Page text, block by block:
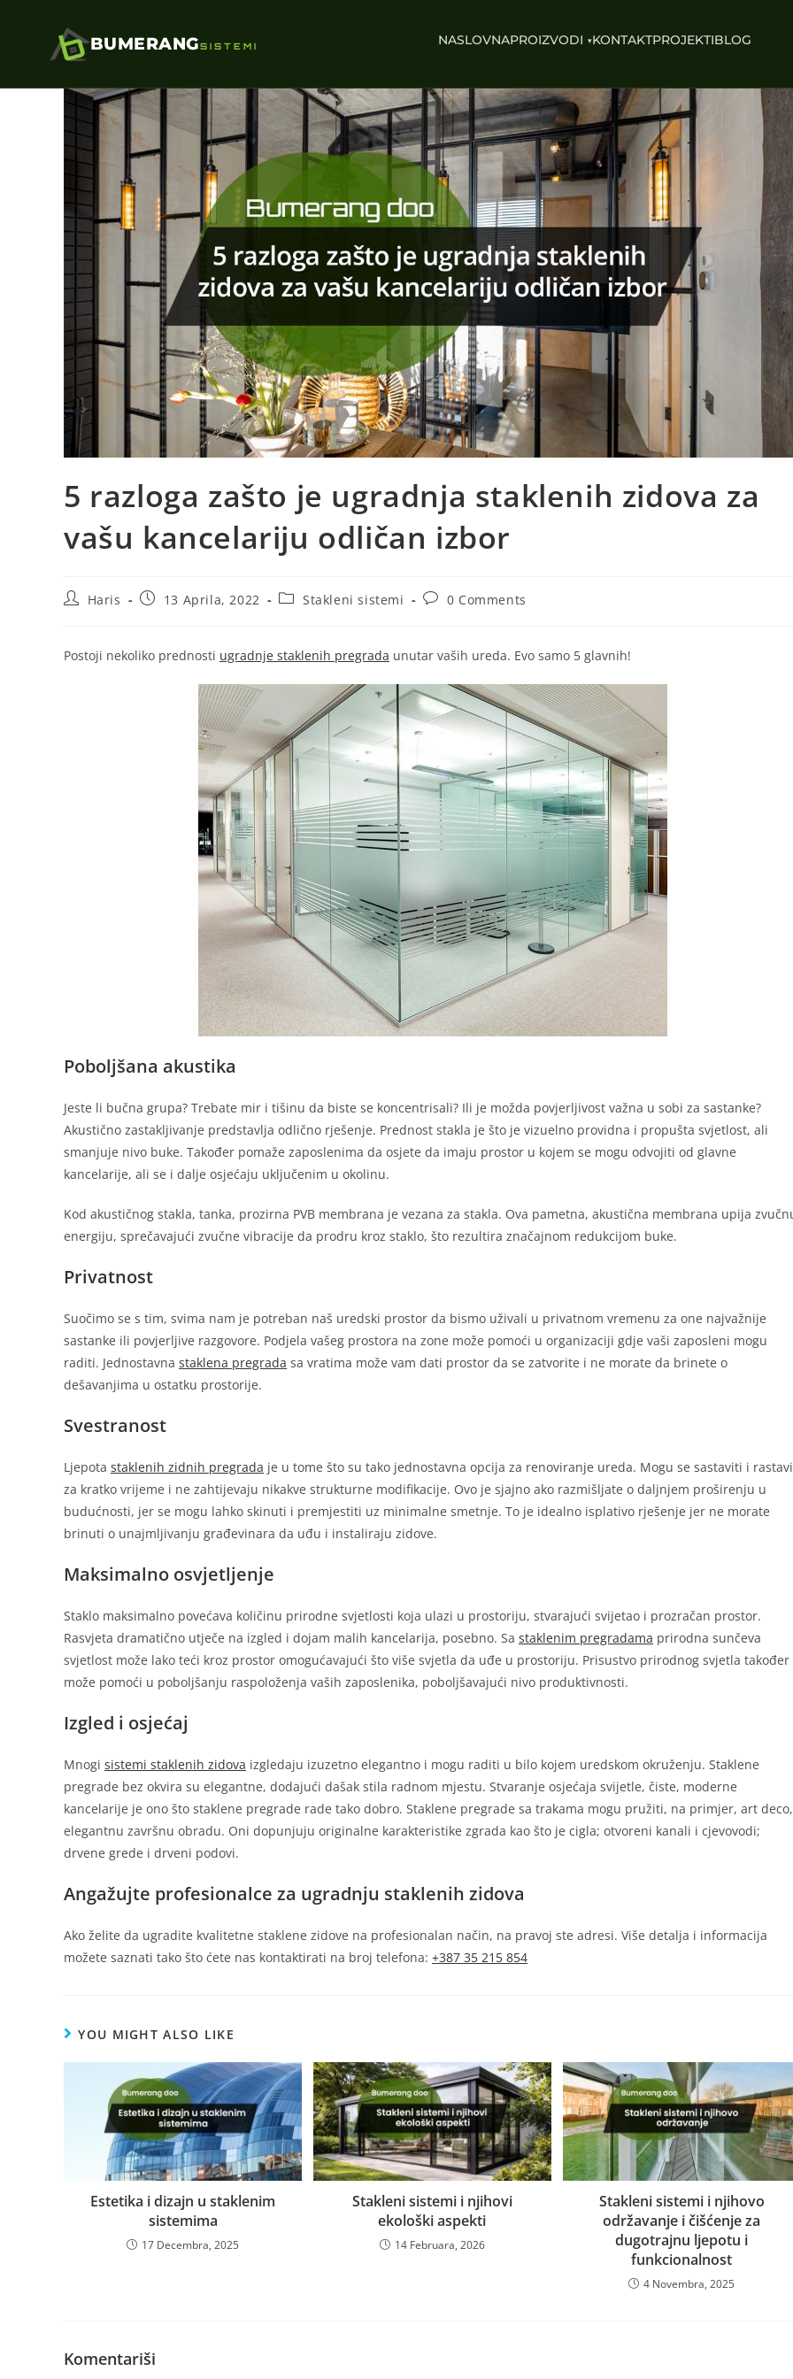
BUMERANGSISTEMI NASLOVNAPROIZVODI KONTAKTPROJEKTIBLOG
5 razloga zašto je ugradnja staklenih zidova za
vašu kancelariju odličan izbor
Haris 13 Aprila, 2022 Stakleni sistemi 0 Comments
Postoji nekoliko prednosti ugradnje staklenih pregrada unutar vaših ureda. Evo samo 5 glavnih!
Poboljšana akustika
Jeste li bučna grupa? Trebate mir i tišinu da biste se koncentrisali? Ili je možda povjerljivost važna u sobi za sastanke?
Akustično zastakljivanje predstavlja odlično rješenje. Prednost stakla je što je vizuelno providna i propušta svjetlost, ali
smanjuje nivo buke. Također pomaže zaposlenima da osjete da imaju prostor u kojem se mogu odvojiti od glavne
kancelarije, ali se i dalje osjećaju uključenim u okolinu.
Kod akustičnog stakla, tanka, prozirna PVB membrana je vezana za stakla. Ova pametna, akustična membrana upija
energiju, sprečavajući zvučne vibracije da prodru kroz staklo, što rezultira značajnom redukcijom buke.
Privatnost
Suočimo se s tim, svima nam je potreban naš uredski prostor da bismo uživali u privatnom vremenu za one najvažnije
sastanke ili povjerljive razgovore. Podjela vašeg prostora na zone može pomoći u organizaciji gdje vaši zaposleni mogu
raditi. Jednostavna staklena pregrada sa vratima može vam dati prostor da se zatvorite i ne morate da brinete o
dešavanjima u ostatku prostorije.
Svestranost
Ljepota staklenih zidnih pregrada je u tome što su tako jednostavna opcija za renoviranje ureda. Mogu se sastaviti i
za kratko vrijeme i ne zahtijevaju nikakve strukturne modifikacije. Ovo je sjajno ako razmišljate o daljnjem proširenju u
budućnosti, jer se mogu lahko skinuti i premjestiti uz minimalne smetnje. To je idealno isplativo rješenje jer ne morate
brinuti o unajmljivanju građevinara da uđu i instaliraju zidove.
Maksimalno osvjetljenje
Staklo maksimalno povećava količinu prirodne svjetlosti koja ulazi u prostoriju, stvarajući svijetao i prozračan prostor.
Rasvjeta dramatično utječe na izgled i dojam malih kancelarija, posebno. Sa staklenim pregradama prirodna sunčeva
svjetlost može lako teći kroz prostor omogućavajući što više svjetla da uđe u prostoriju. Prisustvo prirodnog svjetla također
može pomoći u poboljšanju raspoloženja vaših zaposlenika, poboljšavajući nivo produktivnosti.
Izgled i osjećaj
Mnogi sistemi staklenih zidova izgledaju izuzetno elegantno i mogu raditi u bilo kojem uredskom okruženju. Staklene
pregrade bez okvira su elegantne, dodajući dašak stila radnom mjestu. Stvaranje osjećaja svijetle, čiste, moderne
kancelarije je ono što staklene pregrade rade tako dobro. Staklene pregrade sa trakama mogu pružiti, na primjer, art deco,
elegantnu završnu obradu. Oni dopunjuju originalne karakteristike zgrada kao što je cigla; otvoreni kanali i cjevovodi;
drvene grede i drveni podovi.
Angažujte profesionalce za ugradnju staklenih zidova
Ako želite da ugradite kvalitetne staklene zidove na profesionalan način, na pravoj ste adresi. Više detalja i informacija
možete saznati tako što ćete nas kontaktirati na broj telefona: +387 35 215 854
YOU MIGHT ALSO LIKE
Estetika i dizajn u staklenim
sistemima
17 Decembra, 2025
Stakleni sistemi i njihovi
ekološki aspekti
14 Februara, 2026
Stakleni sistemi i njihovo
održavanje i čišćenje za
dugotrajnu ljepotu i
funkcionalnost
4 Novembra, 2025
Komentariši